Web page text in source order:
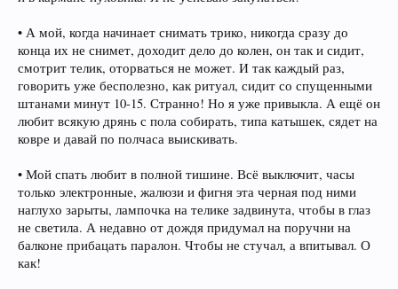
• А мой, когда начинает снимать трико, никогда сразу до
конца их не снимет, доходит дело до колен, он так и сидит,
смотрит телик, оторваться не может. И так каждый раз,
говорить уже бесполезно, как ритуал, сидит со спущенными
штанами минут 10-15. Странно! Но я уже привыкла. А ещё он
любит всякую дрянь с пола собирать, типа катышек, сядет на
ковре и давай по полчаса выискивать.
• Мой спать любит в полной тишине. Всё выключит, часы
только электронные, жалюзи и фигня эта черная под ними
наглухо зарыты, лампочка на телике задвинута, чтобы в глаз
не светила. А недавно от дождя придумал на поручни на
балконе прибацать паралон. Чтобы не стучал, а впитывал. О
как!